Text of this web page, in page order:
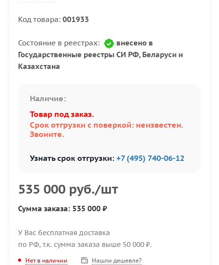
Код товара: 001933
Состояние в реестрах:
внесено в
Государственные реестры СИ РФ, Беларуси и
Казахстана
Наличие:
Товар под заказ.
Срок отгрузки с поверкой: неизвестен.
Звоните.
Узнать срок отгрузки: +7 (495) 740-06-12
535 000 руб./шт
Сумма заказа: 535 000 ₽
У Вас бесплатная доставка
по РФ, т.к. сумма заказа выше 50 000 ₽.
Нет в наличии Нашли дешевле?